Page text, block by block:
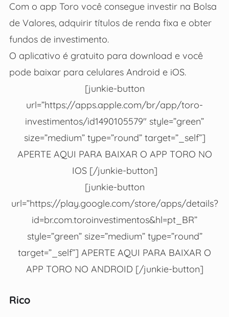
Com o app Toro você consegue investir na Bolsa
de Valores, adquirir títulos de renda fixa e obter
fundos de investimento.
O aplicativo é gratuito para download e você
pode baixar para celulares Android e iOS.
[junkie-button
url=”https://apps.apple.com/br/app/toro-
investimentos/id1490105579″ style=”green”
size=”medium” type=”round” target=”_self”]
APERTE AQUI PARA BAIXAR O APP TORO NO
IOS [/junkie-button]
[junkie-button
url=”https://play.google.com/store/apps/details?
id=br.com.toroinvestimentos&hl=pt_BR”
style=”green” size=”medium” type=”round”
target=”_self”] APERTE AQUI PARA BAIXAR O
APP TORO NO ANDROID [/junkie-button]
Rico